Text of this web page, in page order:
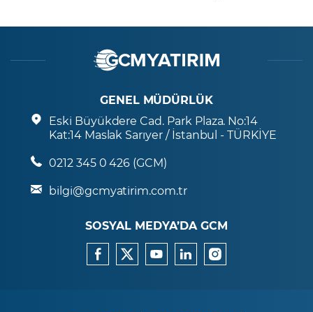
GENEL MÜDÜRLÜK
Eski Büyükdere Cad. Park Plaza. No:14
Kat:14 Maslak Sarıyer / İstanbul - TÜRKİYE
0212 345 0 426 (GCM)
bilgi@gcmyatirim.com.tr
SOSYAL MEDYA’DA GCM